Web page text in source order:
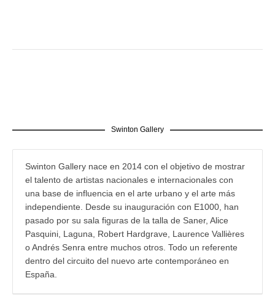
Swinton Gallery
Swinton Gallery nace en 2014 con el objetivo de mostrar
el talento de artistas nacionales e internacionales con
una base de influencia en el arte urbano y el arte más
independiente. Desde su inauguración con E1000, han
pasado por su sala figuras de la talla de Saner, Alice
Pasquini, Laguna, Robert Hardgrave, Laurence Vallières
o Andrés Senra entre muchos otros. Todo un referente
dentro del circuito del nuevo arte contemporáneo en
España.